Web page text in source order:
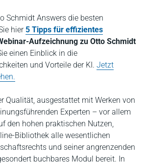
Schmidt Answers die besten
hier 5 Tipps für effizientes
Aufzeichnung zu Otto Schmidt
einen Einblick in die
und Vorteile der KI. Jetzt
Qualität, ausgestattet mit Werken von
Experten – vor allem
den hohen praktischen Nutzen,
Bibliothek alle wesentlichen
und seiner angrenzenden
buchbares Modul bereit. In